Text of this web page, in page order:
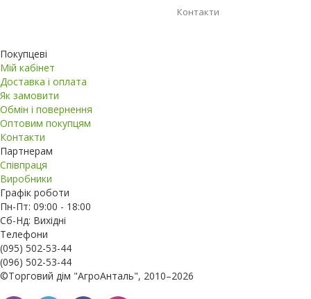
Контакти
Покупцеві
Мій кабінет
Доставка і оплата
Як замовити
Обмін і повернення
Оптовим покупцям
Контакти
Партнерам
Співпраця
Виробники
Графік роботи
Пн-Пт: 09:00 - 18:00
Сб-Нд: Вихідні
Телефони
(095) 502-53-44
(096) 502-53-44
©Торговий дім "АгроАнталь", 2010–2026